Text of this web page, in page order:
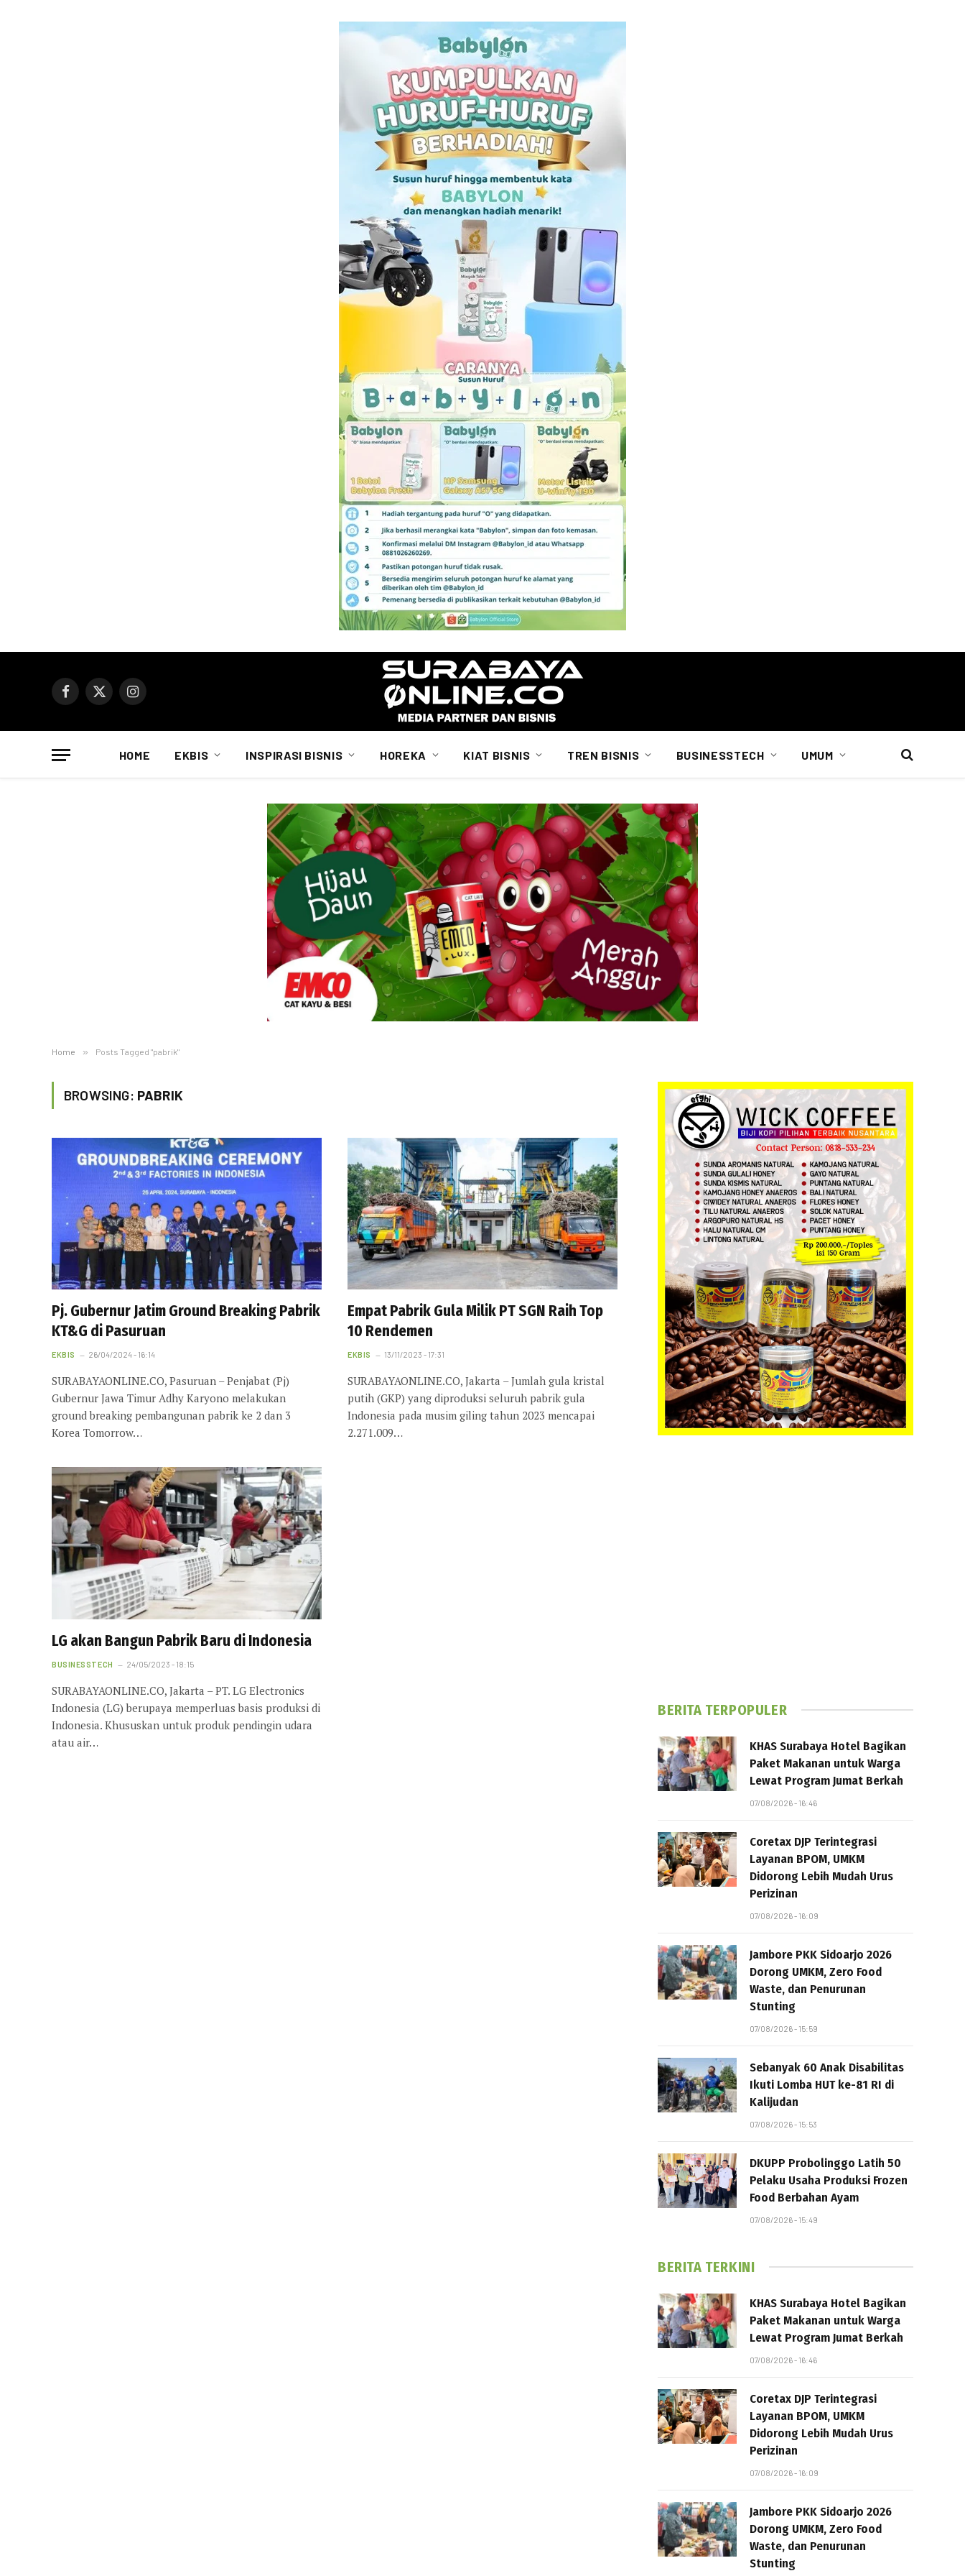
Facebook
X
Instagram
HOME EKBIS INSPIRASI BISNIS HOREKA KIAT BISNIS TREN BISNIS BUSINESSTECH UMUM
Home » Posts Tagged "pabrik"
BROWSING: PABRIK
Pj. Gubernur Jatim Ground Breaking Pabrik
KT&G di Pasuruan
EKBIS 26/04/2024 - 16:14
SURABAYAONLINE.CO, Pasuruan – Penjabat (Pj)
Gubernur Jawa Timur Adhy Karyono melakukan
ground breaking pembangunan pabrik ke 2 dan 3
Korea Tomorrow…
Empat Pabrik Gula Milik PT SGN Raih Top
10 Rendemen
EKBIS 13/11/2023 - 17:31
SURABAYAONLINE.CO, Jakarta – Jumlah gula kristal
putih (GKP) yang diproduksi seluruh pabrik gula
Indonesia pada musim giling tahun 2023 mencapai
2.271.009…
LG akan Bangun Pabrik Baru di Indonesia
BUSINESSTECH 24/05/2023 - 18:15
SURABAYAONLINE.CO, Jakarta – PT. LG Electronics
Indonesia (LG) berupaya memperluas basis produksi di
Indonesia. Khususkan untuk produk pendingin udara
atau air…
BERITA TERPOPULER
KHAS Surabaya Hotel Bagikan
Paket Makanan untuk Warga
Lewat Program Jumat Berkah
07/08/2026 - 16:46
Coretax DJP Terintegrasi
Layanan BPOM, UMKM
Didorong Lebih Mudah Urus
Perizinan
07/08/2026 - 16:09
Jambore PKK Sidoarjo 2026
Dorong UMKM, Zero Food
Waste, dan Penurunan
Stunting
07/08/2026 - 15:59
Sebanyak 60 Anak Disabilitas
Ikuti Lomba HUT ke-81 RI di
Kalijudan
07/08/2026 - 15:53
DKUPP Probolinggo Latih 50
Pelaku Usaha Produksi Frozen
Food Berbahan Ayam
07/08/2026 - 15:49
BERITA TERKINI
KHAS Surabaya Hotel Bagikan
Paket Makanan untuk Warga
Lewat Program Jumat Berkah
07/08/2026 - 16:46
Coretax DJP Terintegrasi
Layanan BPOM, UMKM
Didorong Lebih Mudah Urus
Perizinan
07/08/2026 - 16:09
Jambore PKK Sidoarjo 2026
Dorong UMKM, Zero Food
Waste, dan Penurunan
Stunting